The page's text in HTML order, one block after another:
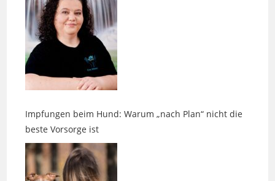
Impfungen beim Hund: Warum „nach Plan“ nicht die